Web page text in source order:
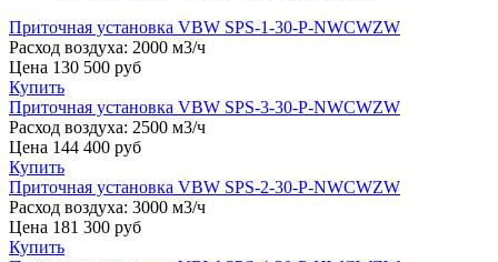
Приточная установка VBW SPS-1-30-P-NWCWZW
Расход воздуха: 2000 м3/ч
Цена 130 500 руб
Купить
Приточная установка VBW SPS-3-30-P-NWCWZW
Расход воздуха: 2500 м3/ч
Цена 144 400 руб
Купить
Приточная установка VBW SPS-2-30-P-NWCWZW
Расход воздуха: 3000 м3/ч
Цена 181 300 руб
Купить